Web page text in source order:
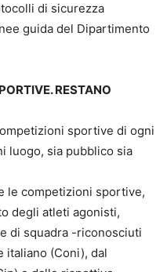
di sicurezza
guida del Dipartimento
RESTANO
sportive di ogni
luogo, sia pubblico sia
le competizioni sportive,
degli atleti agonisti,
di squadra -riconosciuti
italiano (Coni), dal